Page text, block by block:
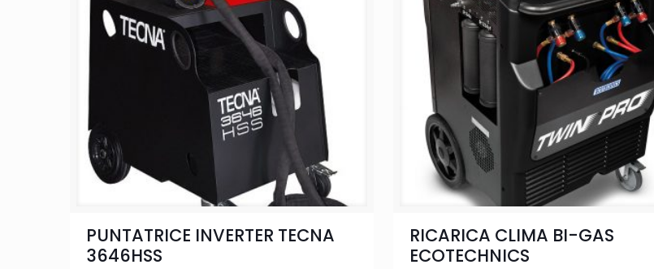
PUNTATRICE INVERTER TECNA
3646HSS
RICARICA CLIMA BI-GAS
ECOTECHNICS